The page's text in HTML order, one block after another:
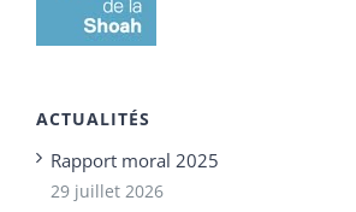
ACTUALITÉS
Rapport moral 2025
29 juillet 2026